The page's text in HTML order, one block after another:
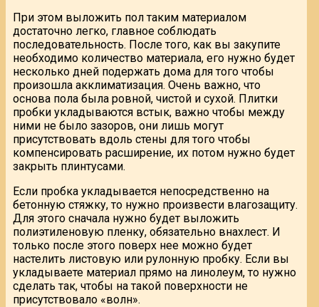
При этом выложить пол таким материалом
достаточно легко, главное соблюдать
последовательность. После того, как вы закупите
необходимо количество материала, его нужно будет
несколько дней подержать дома для того чтобы
произошла акклиматизация. Очень важно, что
основа пола была ровной, чистой и сухой. Плитки
пробки укладываются встык, важно чтобы между
ними не было зазоров, они лишь могут
присутствовать вдоль стены для того чтобы
компенсировать расширение, их потом нужно будет
закрыть плинтусами.
Если пробка укладывается непосредственно на
бетонную стяжку, то нужно произвести влагозащиту.
Для этого сначала нужно будет выложить
полиэтиленовую пленку, обязательно внахлест. И
только после этого поверх нее можно будет
настелить листовую или рулонную пробку. Если вы
укладываете материал прямо на линолеум, то нужно
сделать так, чтобы на такой поверхности не
присутствовало «волн».